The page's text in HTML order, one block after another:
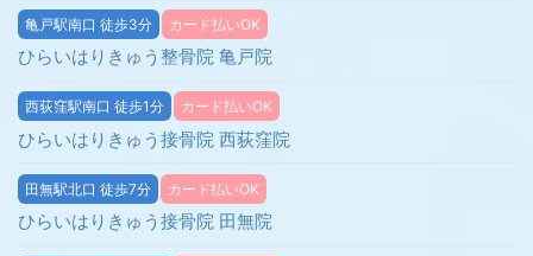
亀戸駅南口 徒歩3分 カード払いOK
ひらいはりきゅう整骨院 亀戸院
西荻窪駅南口 徒歩1分 カード払いOK
ひらいはりきゅう接骨院 西荻窪院
田無駅北口 徒歩7分 カード払いOK
ひらいはりきゅう接骨院 田無院